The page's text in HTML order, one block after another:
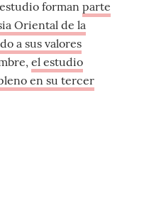
formanparte
Oriental de la
a sus valores
el estudio
en su tercer